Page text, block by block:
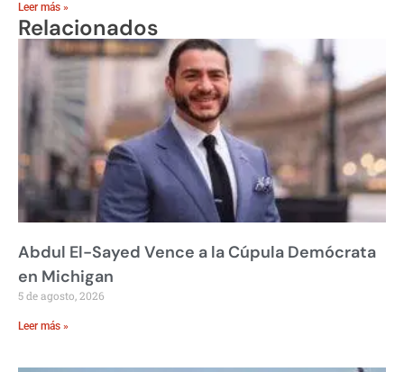
Leer más »
Relacionados
Abdul El-Sayed Vence a la Cúpula Demócrata
en Michigan
5 de agosto, 2026
Leer más »